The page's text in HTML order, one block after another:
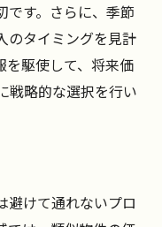
です。さらに、季節
のタイミングを見計
を駆使して、将来価
戦略的な選択を行い
避けて通れないプロ